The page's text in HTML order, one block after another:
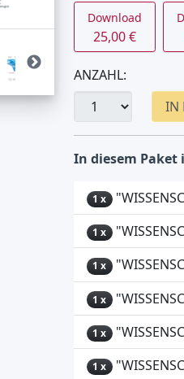
Download
25,00 €
ANZAHL:
IN
In diesem
1 x
1 x
1 x
1 x
1 x
1 x